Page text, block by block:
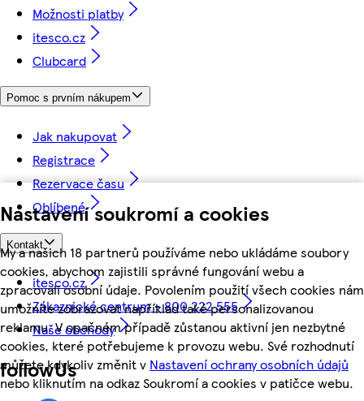
Nastavení soukromí a cookies
My a našich 18 partnerů používáme nebo ukládáme soubory
cookies, abychom zajistili správné fungování webu a
zpracovali osobní údaje. Povolením použití všech cookies nám
umožníte zobrazovat například také personalizovanou
reklamu. V opačném případě zůstanou aktivní jen nezbytné
cookies, které potřebujeme k provozu webu. Své rozhodnutí
můžete kdykoliv změnit v Nastavení ochrany osobních údajů
nebo kliknutím na odkaz Soukromí a cookies v patičce webu.
Možnosti platby
itesco.cz
Clubcard
Pomoc s prvním nákupem
Jak nakupovat
Registrace
Rezervace času
Oblíbené
Kontakt
itesco.cz
Zákaznické centrum - 800 222 555
Naše obchody
followUs